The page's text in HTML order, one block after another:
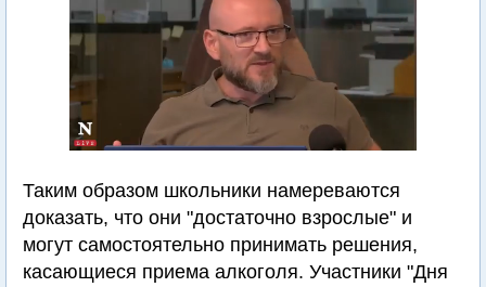
Таким образом школьники намереваются
доказать, что они "достаточно взрослые" и
могут самостоятельно принимать решения,
касающиеся приема алкоголя. Участники "Дня